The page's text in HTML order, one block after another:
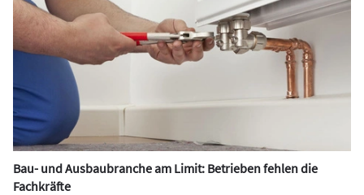
Bau- und Ausbaubranche am Limit: Betrieben fehlen die
Fachkräfte